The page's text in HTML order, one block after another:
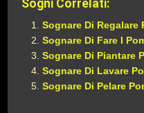
Sogni Correlati:
Sognare Di Regalare
Sognare Di Fare I
Sognare Di Piantare
Sognare Di Lavare
Sognare Di Pelare